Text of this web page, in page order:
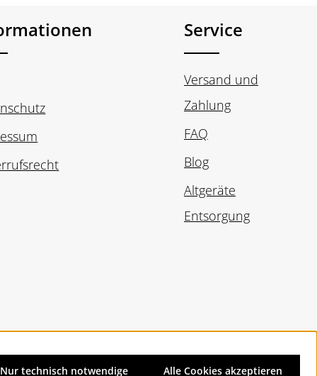
Service
Versand und
Zahlung
FAQ
Blog
Altgeräte
Entsorgung
Nur technisch notwendige Alle Cookies akzeptieren